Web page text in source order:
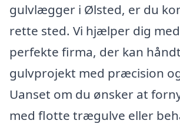
gulvlægger i Ølsted, er du
rette sted. Vi hjælper dig
perfekte firma, der kan
gulvprojekt med præcision
Uanset om du ønsker at
med flotte trægulve eller